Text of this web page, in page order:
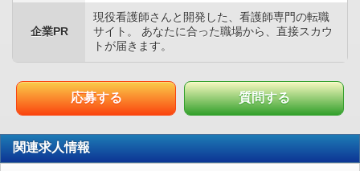
企業PR
現役看護師さんと開発した、看護師専門の転職
サイト。 あなたに合った職場から、直接スカウ
トが届きます。
応募する 質問する
関連求人情報